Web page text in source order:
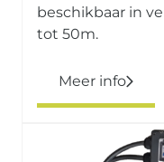
beschikbaar in
tot 50m.
Meer info